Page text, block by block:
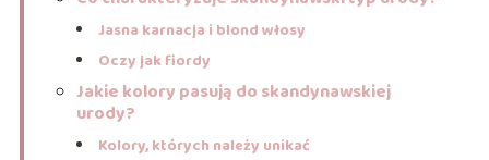
Jasna karnacja i blond włosy
Oczy jak fiordy
Jakie kolory pasują do skandynawskiej
urody?
Kolory, których należy unikać